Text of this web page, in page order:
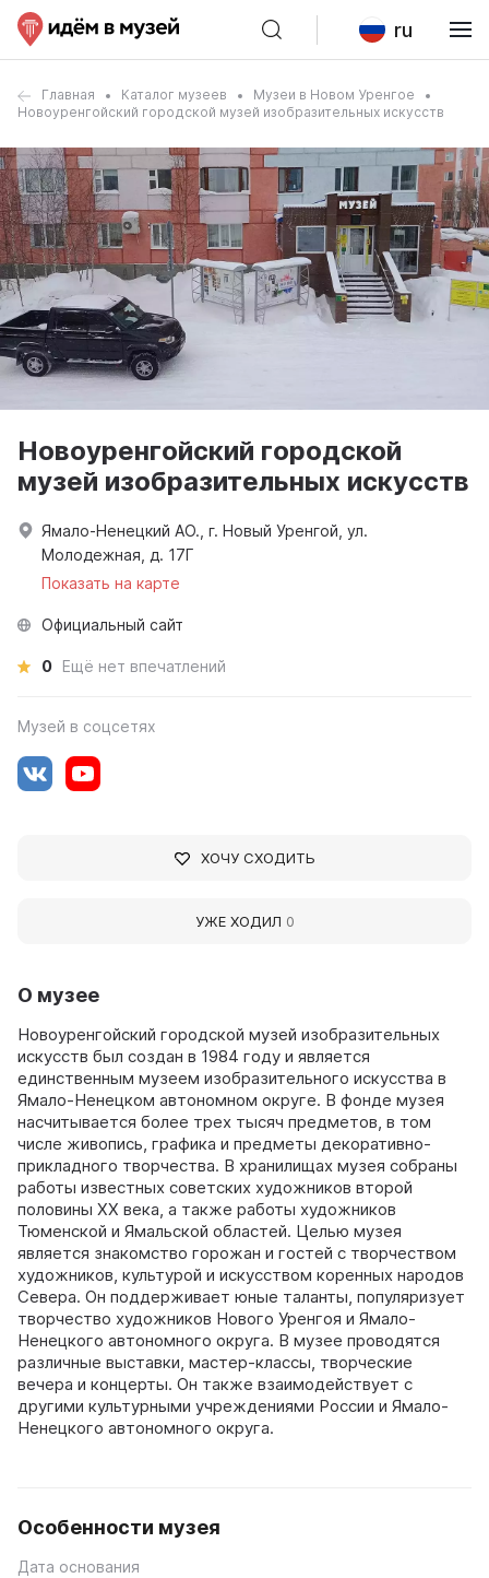
ru
Главная Каталог музеев
Музеи в Новом Уренгое
Новоуренгойский городской музей изобразительных искусств
О музее
Новоуренгойский городской музей изобразительных
искусств был создан в 1984 году и является
единственным музеем изобразительного искусства в
Ямало-Ненецком автономном округе. В фонде музея
насчитывается более трех тысяч предметов, в том
числе живопись, графика и предметы декоративно-
прикладного творчества. В хранилищах музея собраны
работы известных советских художников второй
половины XX века, а также работы художников
Тюменской и Ямальской областей. Целью музея
является знакомство горожан и гостей с творчеством
художников, культурой и искусством коренных народов
Севера. Он поддерживает юные таланты, популяризует
творчество художников Нового Уренгоя и Ямало-
Ненецкого автономного округа. В музее проводятся
различные выставки, мастер-классы, творческие
вечера и концерты. Он также взаимодействует с
другими культурными учреждениями России и Ямало-
Ненецкого автономного округа.
Особенности музея
Дата основания
Новоуренгойский городской
музей изобразительных искусств
Ямало-Ненецкий АО., г. Новый Уренгой, ул.
Молодежная, д. 17Г
Показать на карте
Официальный сайт
0 Ещё нет впечатлений
Музей в соцсетях
ХОЧУ СХОДИТЬ
УЖЕ ХОДИЛ 0